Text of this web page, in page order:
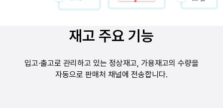
재고 주요 기능
입고∙출고로 관리하고 있는 정상재고, 가용재고의 수량을
자동으로 판매처 채널에 전송합니다.